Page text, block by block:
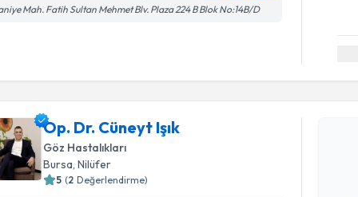
Mah. Fatih Sultan Mehmet Blv. Plaza 224 B Blok No:14B/D
Op. Dr. Cüneyt Işık
Göz Hastalıkları
Bursa, Nilüfer
5 (2 Değerlendirme)
Op. Dr.